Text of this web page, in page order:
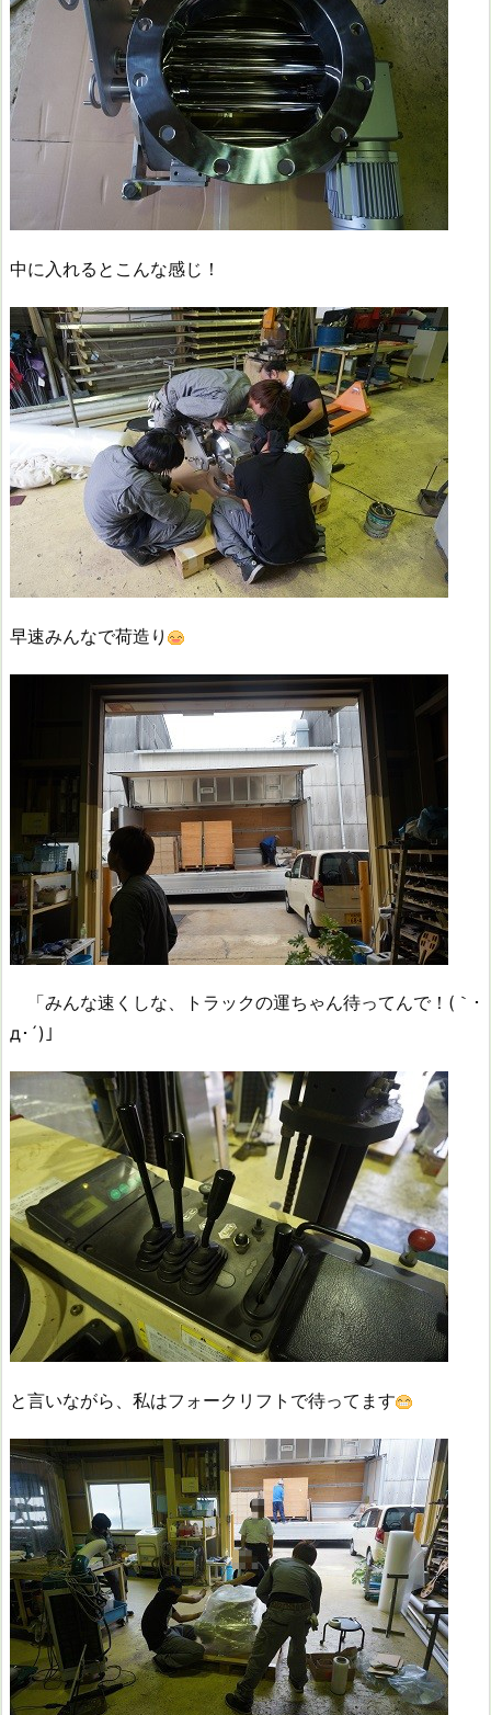
中に入れるとこんな感じ！
早速みんなで荷造り
「みんな速くしな、トラックの運ちゃん待ってんで！(｀･
д･´)」
と言いながら、私はフォークリフトで待ってます